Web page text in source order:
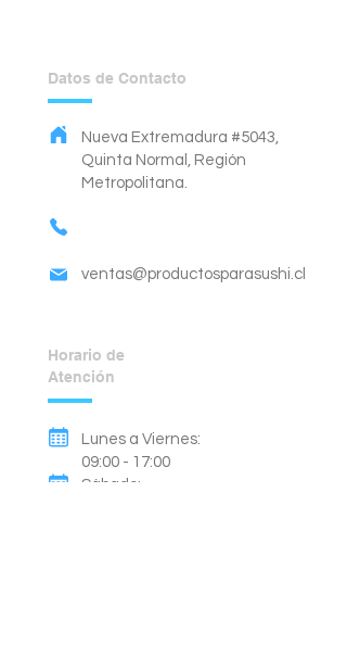
Datos de Contacto
Nueva Extremadura #5043,
Quinta Normal, Región
Metropolitana.
ventas@productosparasushi.cl
Horario de
Atención
Lunes a Viernes:
09:00 - 17:00
Sábado: